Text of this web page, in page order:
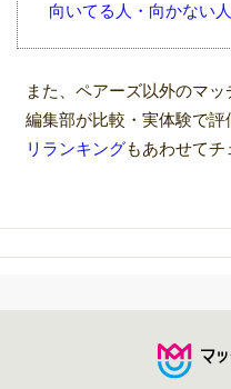
向いてる人・向かない
また、ペアーズ以外のマッ
編集部が比較・実体験で評
リランキングもあわせてチ